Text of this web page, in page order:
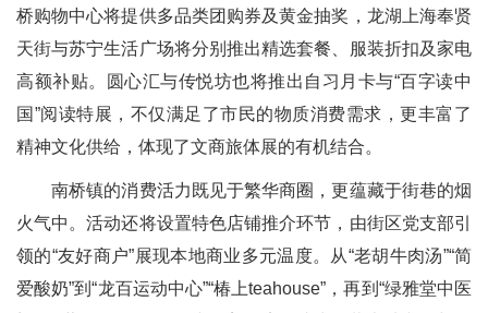
桥购物中心将提供多品类团购券及黄金抽奖，龙湖上海奉贤
天街与苏宁生活广场将分别推出精选套餐、服装折扣及家电
高额补贴。圆心汇与传悦坊也将推出自习月卡与“百字读中
国”阅读特展，不仅满足了市民的物质消费需求，更丰富了
精神文化供给，体现了文商旅体展的有机结合。
南桥镇的消费活力既见于繁华商圈，更蕴藏于街巷的烟
火气中。活动还将设置特色店铺推介环节，由街区党支部引
领的“友好商户”展现本地商业多元温度。从“老胡牛肉汤”“简
爱酸奶”到“龙百运动中心”“椿上teahouse”，再到“绿雅堂中医